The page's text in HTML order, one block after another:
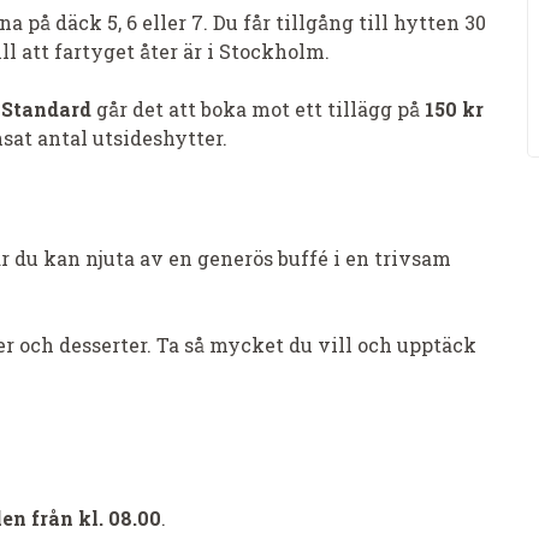
på däck 5, 6 eller 7. Du får tillgång till hytten 30
att fartyget åter är i Stockholm.
går det att boka mot ett tillägg på 150 kr
antal utsideshytter.
du kan njuta av en generös buffé i en trivsam
desserter. Ta så mycket du vill och upptäck
från kl. 08.00.